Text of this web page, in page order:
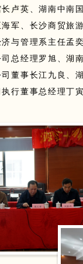
长卢英 、湖南中南
海军 、长沙商贸旅
与管理系主任孟
总经理罗旭、湖
董事长江九良、
行董事总经理丁